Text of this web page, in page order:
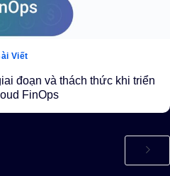
Viết
đoạn và thách thức khi triển
FinOps